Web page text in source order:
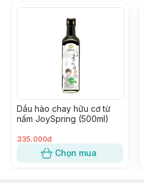
Dầu hào chay hữu cơ từ
nấm JoySpring (500ml)
335.000đ
Chọn mua